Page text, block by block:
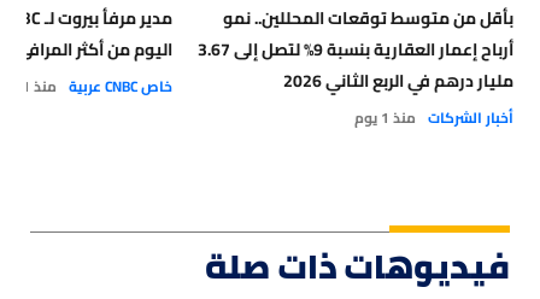
بأقل من متوسط توقعات المحللين.. نمو
أرباح إعمار العقارية بنسبة 9% لتصل إلى 3.67
مليار درهم في الربع الثاني 2026
أخبار الشركات منذ 1 يوم
اليوم من أكثر المرافئ
خاص CNBC عربية منذ 1 يوم
فيديوهات ذات صلة